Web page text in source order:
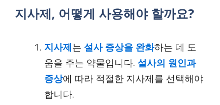
지사제, 어떻게 사용해야 할까요?
지사제는 설사 증상을 완화하는 데 도
움을 주는 약물입니다. 설사의 원인과
증상에 따라 적절한 지사제를 선택해야
합니다.